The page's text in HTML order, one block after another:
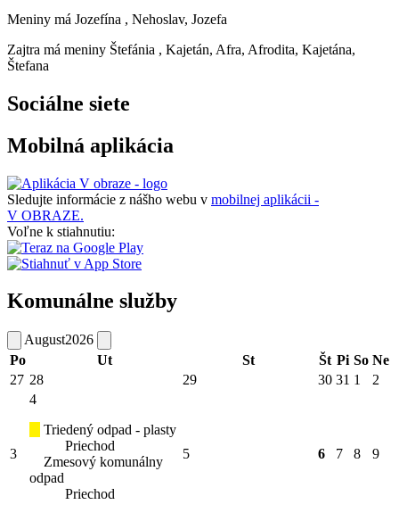
Meniny má Jozefína , Nehoslav, Jozefa
Zajtra má meniny Štefánia , Kajetán, Afra, Afrodita, Kajetána,
Štefana
Sociálne siete
Mobilná aplikácia
Sledujte informácie z nášho webu v mobilnej aplikácii -
V OBRAZE.
Voľne k stiahnutiu:
Komunálne služby
August2026
Po
Ut St Št Pi So Ne
27 28 29 30 31 1 2
3
4
Triedený odpad - plasty
Priechod
Zmesový komunálny
odpad
Priechod
5 6 7 8 9